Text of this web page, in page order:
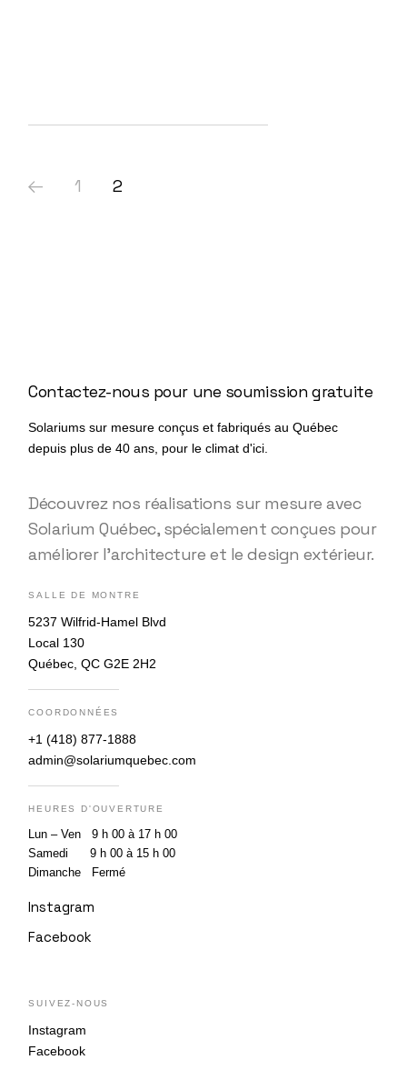
1 2
Contactez-nous pour une soumission gratuite
Solariums sur mesure conçus et fabriqués au Québec
depuis plus de 40 ans, pour le climat d'ici.
Découvrez nos réalisations sur mesure avec
Solarium Québec, spécialement conçues pour
améliorer l’architecture et le design extérieur.
SALLE DE MONTRE
5237 Wilfrid-Hamel Blvd
Local 130
Québec, QC G2E 2H2
COORDONNÉES
+1 (418) 877-1888
admin@solariumquebec.com
HEURES D'OUVERTURE
Lun – Ven 9 h 00 à 17 h 00
Samedi 9 h 00 à 15 h 00
Dimanche Fermé
Instagram
Facebook
SUIVEZ-NOUS
Instagram
Facebook